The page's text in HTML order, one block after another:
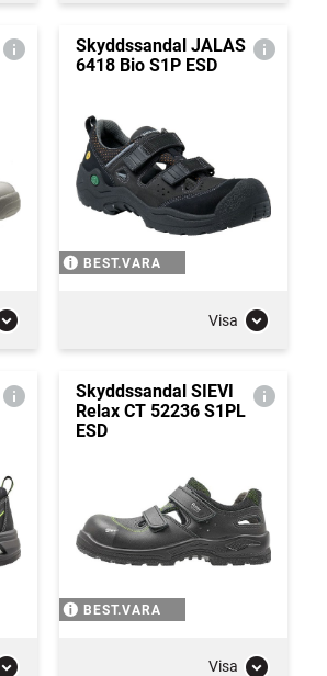
Skyddssandal JALAS
6418 Bio S1P ESD
BEST.VARA
Visa
Skyddssandal SIEVI
Relax CT 52236 S1PL
ESD
BEST.VARA
Visa